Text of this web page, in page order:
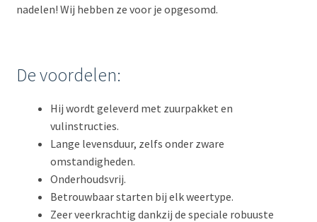
nadelen! Wij hebben ze voor je opgesomd.
De voordelen:
Hij wordt geleverd met zuurpakket en
vulinstructies.
Lange levensduur, zelfs onder zware
omstandigheden.
Onderhoudsvrij.
Betrouwbaar starten bij elk weertype.
Zeer veerkrachtig dankzij de speciale robuuste